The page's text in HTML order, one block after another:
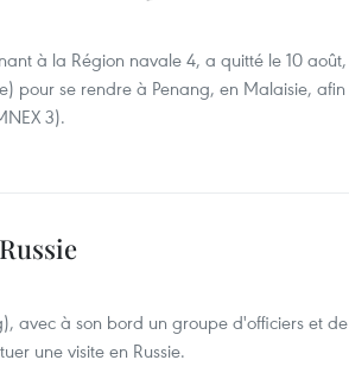
à la Région navale 4, a quitté le 10 août,
pour se rendre à Penang, en Malaisie, afin
3).
avec à son bord un groupe d'officiers et de
une visite en Russie.